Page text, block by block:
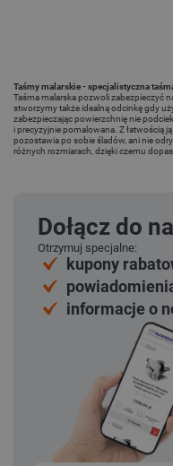
Taśmy malarskie - specjalistyczna
Taśma malarska pozwoli zabezpieczyć
stworzymy także idealną odcinkę gdy
zabezpieczając powierzchnię nie
i precyzyjnie pomalowana. Z łatwością
pozostawia po sobie śladów, ani nie
różnych rozmiarach, dzięki czemu
Dołącz do
Otrzymuj specjalne:
kupony
informacje o